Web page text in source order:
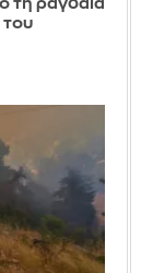
τη ραγδαία
του